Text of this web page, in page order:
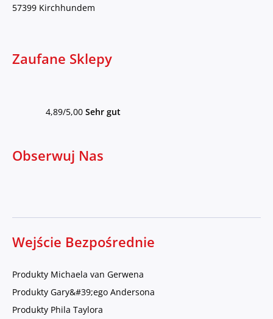
57399 Kirchhundem
Zaufane Sklepy
4,89/5,00 Sehr gut
Obserwuj Nas
Wejście Bezpośrednie
Produkty Michaela van Gerwena
Produkty Gary&#39;ego Andersona
Produkty Phila Taylora